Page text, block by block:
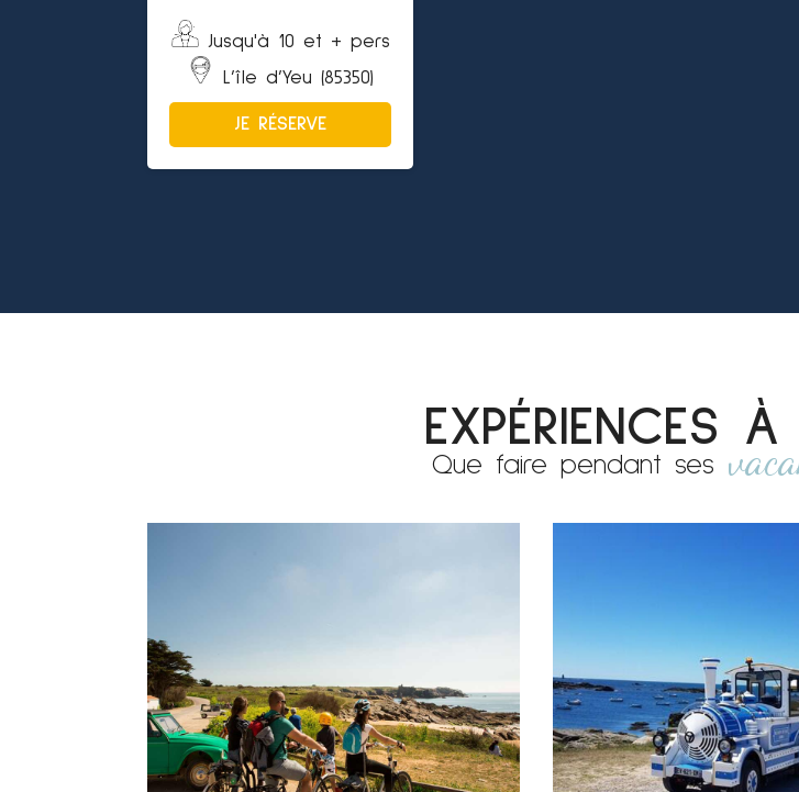
Jusqu'à 10 et + pers
L’île d’Yeu (85350)
JE RÉSERVE
EXPÉRIENCES À
Que faire pendant ses